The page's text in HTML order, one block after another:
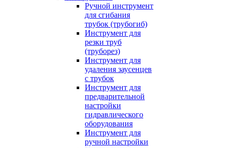
Ручной инструмент
для сгибания
трубок (трубогиб)
Инструмент для
резки труб
(труборез)
Инструмент для
удаления заусенцев
с трубок
Инструмент для
предварительной
настройки
гидравлического
оборудования
Инструмент для
ручной настройки